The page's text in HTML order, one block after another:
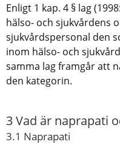
Enligt 1 kap. 4 § lag
hälso- och sjukvårdens
sjukvårdspersonal den
inom hälso- och
samma lag framgår att
den kategorin.
3 Vad är naprapati
3.1 Naprapati